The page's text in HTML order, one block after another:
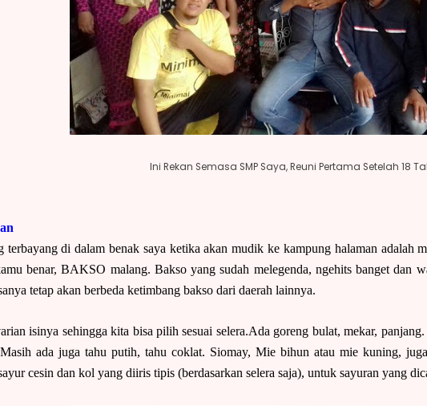
Ini Rekan Semasa SMP Saya, Reuni Pertama Setelah 18
terbayang di dalam benak saya ketika akan mudik ke kampung halaman adalah
benar, BAKSO malang. Bakso yang sudah melegenda, ngehits banget dan
tetap akan berbeda ketimbang bakso dari daerah lainnya.
isinya sehingga kita bisa pilih sesuai selera.Ada goreng bulat, mekar,
ada juga tahu putih, tahu coklat. Siomay, Mie bihun atau mie kuning,
cesin dan kol yang diiris tipis (berdasarkan selera saja), untuk sayuran yang